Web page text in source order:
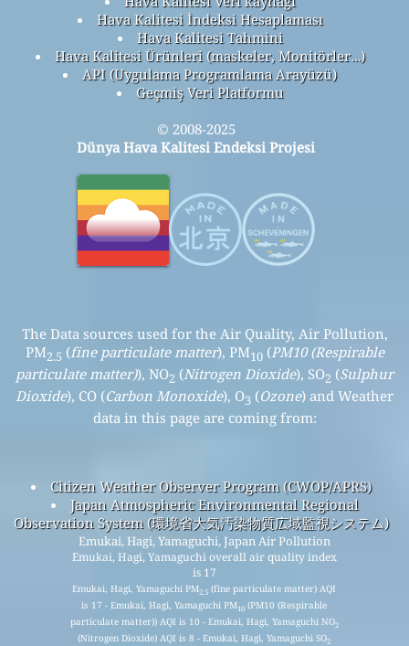
Hava Kalitesi İndeksi Hesaplaması
Hava Kalitesi Tahmini
Hava Kalitesi Ürünleri (maskeler, Monitörler…)
API (Uygulama Programlama Arayüzü)
Geçmiş Veri Platformu
© 2008-2025
Dünya Hava Kalitesi Endeksi Projesi
The Data sources used for the Air Quality, Air Pollution,
PM2.5 (fine particulate matter), PM10(PM10 (Respirable
particulate matter)), NO2 (Nitrogen Dioxide), SO2 (Sulphur
Dioxide), CO (Carbon Monoxide), O3 (Ozone) and Weather
data in this page are coming from:
Citizen Weather Observer Program (CWOP/APRS)
Japan Atmospheric Environmental Regional
Observation System (環境省大気汚染物質広域監視システム)
Emukai, Hagi, Yamaguchi, Japan Air Pollution
Emukai, Hagi, Yamaguchi overall air quality index
is 17
Emukai, Hagi, Yamaguchi PM2.5 (fine particulate matter) AQI
is 17 - Emukai, Hagi, Yamaguchi PM10 (PM10 (Respirable
particulate matter)) AQI is 10 - Emukai, Hagi, Yamaguchi NO2
(Nitrogen Dioxide) AQI is 8 - Emukai, Hagi, Yamaguchi SO2